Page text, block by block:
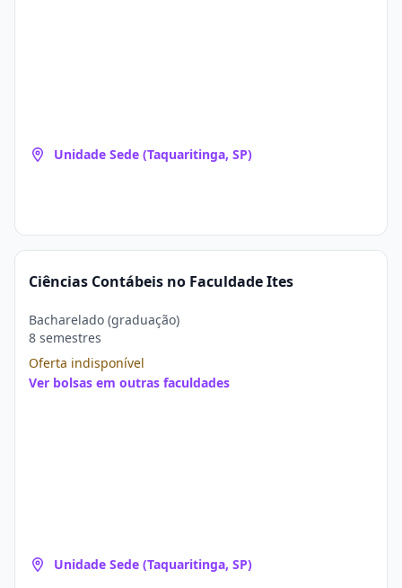
Unidade Sede (Taquaritinga, SP)
Ciências Contábeis no Faculdade Ites
Bacharelado (graduação)
8 semestres
Oferta indisponível
Ver bolsas em outras faculdades
Unidade Sede (Taquaritinga, SP)